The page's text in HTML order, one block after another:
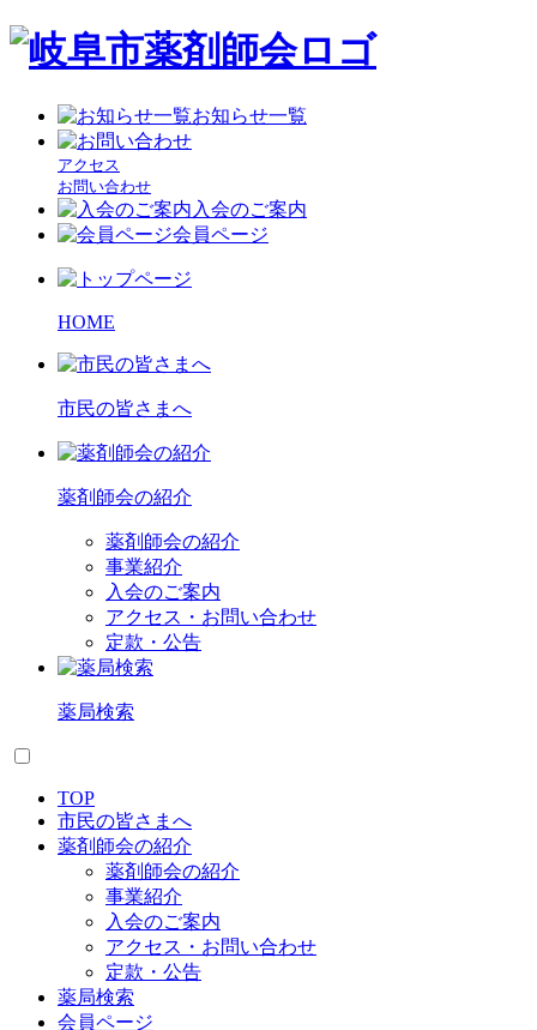
お知らせ一覧
アクセス
お問い合わせ
入会のご案内
会員ページ
HOME
市民の皆さまへ
薬剤師会の紹介
薬剤師会の紹介
事業紹介
入会のご案内
アクセス・お問い合わせ
定款・公告
薬局検索
TOP
市民の皆さまへ
薬剤師会の紹介
薬剤師会の紹介
事業紹介
入会のご案内
アクセス・お問い合わせ
定款・公告
薬局検索
会員ページ